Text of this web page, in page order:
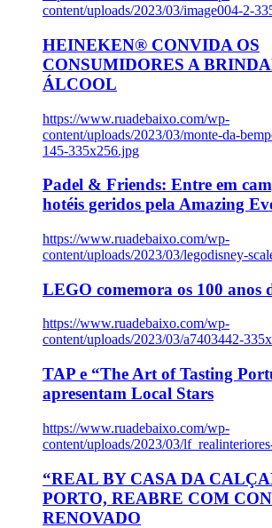
content/uploads/2023/03/image004-2-
HEINEKEN® CONVIDA OS
CONSUMIDORES A
ÁLCOOL
https://www.ruadebaixo.com/wp-
content/uploads/2023/03/monte-da-
145-335x256.jpg
Padel & Friends: Entre em
hotéis geridos pela Amazing
https://www.ruadebaixo.com/wp-
content/uploads/2023/03/legodisney-
LEGO comemora os 100 anos
https://www.ruadebaixo.com/wp-
content/uploads/2023/03/a7403442-
TAP e “The Art of Tasting
apresentam Local Stars
https://www.ruadebaixo.com/wp-
content/uploads/2023/03/
“REAL BY CASA DA
PORTO, REABRE COM
RENOVADO